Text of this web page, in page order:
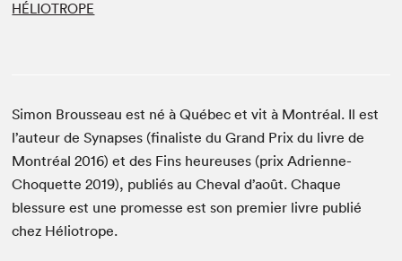
HÉLIOTROPE
Simon Brousseau est né à Québec et vit à Montréal. Il est
l’auteur de Synapses (finaliste du Grand Prix du livre de
Montréal 2016) et des Fins heureuses (prix Adrienne-
Choquette 2019), publiés au Cheval d’août. Chaque
blessure est une promesse est son premier livre publié
chez Héliotrope.